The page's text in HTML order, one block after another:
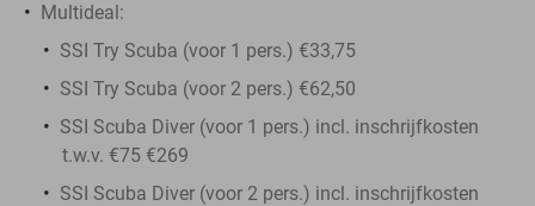
Multideal:
SSI Try Scuba (voor 1 pers.) €33,75
SSI Try Scuba (voor 2 pers.) €62,50
SSI Scuba Diver (voor 1 pers.) incl. inschrijfkosten
t.w.v. €75 €269
SSI Scuba Diver (voor 2 pers.) incl. inschrijfkosten